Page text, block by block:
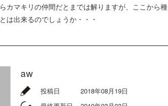
カマキリの仲間だとまでは解りますが、ここから種
は出来るのでしょうか・・・
aw
投稿日
2018年08月19日